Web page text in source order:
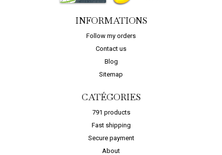
INFORMATIONS
Follow my orders
Contact us
Blog
Sitemap
CATÉGORIES
791 products
Fast shipping
Secure payment
About